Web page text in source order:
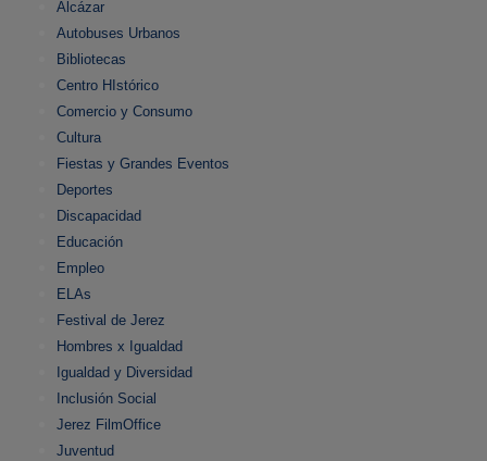
Alcázar
Autobuses Urbanos
Bibliotecas
Centro HIstórico
Comercio y Consumo
Cultura
Fiestas y Grandes Eventos
Deportes
Discapacidad
Educación
Empleo
ELAs
Festival de Jerez
Hombres x Igualdad
Igualdad y Diversidad
Inclusión Social
Jerez FilmOffice
Juventud